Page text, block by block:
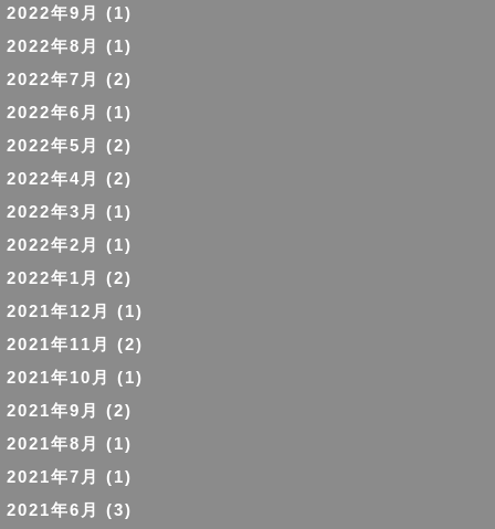
2022年9月
(1)
2022年8月
(1)
2022年7月
(2)
2022年6月
(1)
2022年5月
(2)
2022年4月
(2)
2022年3月
(1)
2022年2月
(1)
2022年1月
(2)
2021年12月
(1)
2021年11月
(2)
2021年10月
(1)
2021年9月
(2)
2021年8月
(1)
2021年7月
(1)
2021年6月
(3)